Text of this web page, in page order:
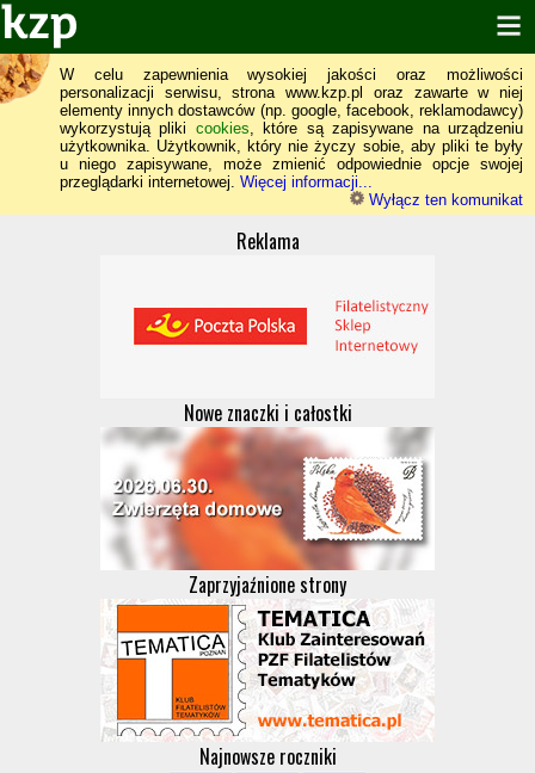
W celu zapewnienia wysokiej jakości oraz możliwości
personalizacji serwisu, strona www.kzp.pl oraz zawarte w niej
elementy innych dostawców (np. google, facebook, reklamodawcy)
wykorzystują pliki cookies, które są zapisywane na urządzeniu
użytkownika. Użytkownik, który nie życzy sobie, aby pliki te były
u niego zapisywane, może zmienić odpowiednie opcje swojej
przeglądarki internetowej. Więcej informacji...
Wyłącz ten komunikat
Reklama
Nowe znaczki i całostki
Zaprzyjaźnione strony
Najnowsze roczniki